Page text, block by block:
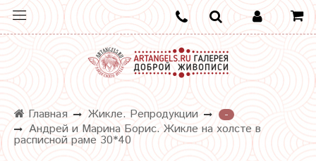
Главная Жикле. Репродукции
-
Андрей и Марина Борис. Жикле на холсте в
расписной раме 30*40